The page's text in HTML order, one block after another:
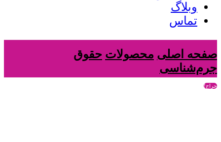
وبلاگ
تماس
صفحه اصلی محصولات حقوق
جرم‌شناسی
حراج!